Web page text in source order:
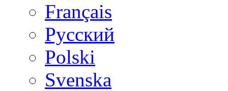
Français
Pусский
Polski
Svenska